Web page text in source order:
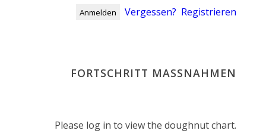
Vergessen? Registrieren
FORTSCHRITT MASSNAHMEN
Please log in to view the doughnut chart.